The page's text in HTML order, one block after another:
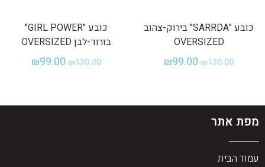
כובע "SARRDA" בירוק-צהוב
OVERSIZED
₪130.00
₪99.00
כובע "GIRL POWER"
בורוד-לבן OVERSIZED
₪130.00
₪99.00
מפת אתר
עמוד הבית